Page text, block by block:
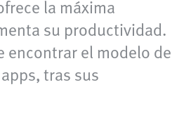
la máxima
su productividad.
encontrar el modelo de
tras sus